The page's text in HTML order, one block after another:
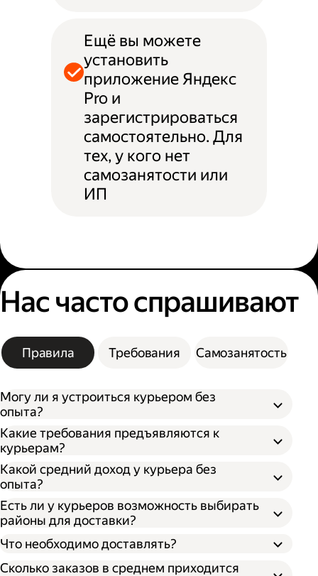
Ещё вы можете
установить
приложение Яндекс
Pro и
зарегистрироваться
самостоятельно. Для
тех, у кого нет
самозанятости или
ИП
Нас часто спрашивают
Правила Требования Самозанятость
Могу ли я устроиться курьером без
опыта?
Какие требования предъявляются к
курьерам?
Какой средний доход у курьера без
опыта?
Есть ли у курьеров возможность выбирать
районы для доставки?
Что необходимо доставлять?
Сколько заказов в среднем приходится